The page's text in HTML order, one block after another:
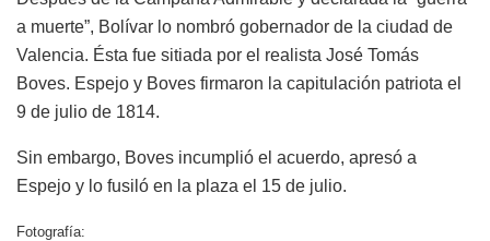
a muerte”, Bolívar lo nombró gobernador de la ciudad de
Valencia. Ésta fue sitiada por el realista José Tomás
Boves. Espejo y Boves firmaron la capitulación patriota el
9 de julio de 1814.
Sin embargo, Boves incumplió el acuerdo, apresó a
Espejo y lo fusiló en la plaza el 15 de julio.
Fotografía: